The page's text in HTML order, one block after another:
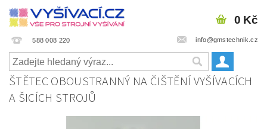
588 008 220 info@gmstechnik.cz
0 Kč
ŠTĚTEC OBOUSTRANNÝ NA ČIŠTĚNÍ VYŠÍVACÍCH
A ŠICÍCH STROJŮ